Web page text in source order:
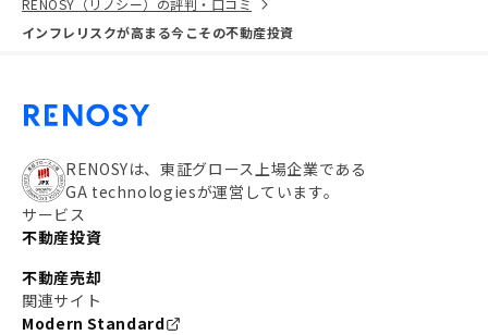
RENOSY（リノシー）の評判・口コミ
インフレリスクが高まる今こその不動産投資
RENOSYは、東証グロース上場企業である
GA technologiesが運営しています。
サービス
不動産投資
不動産売却
関連サイト
Modern Standard